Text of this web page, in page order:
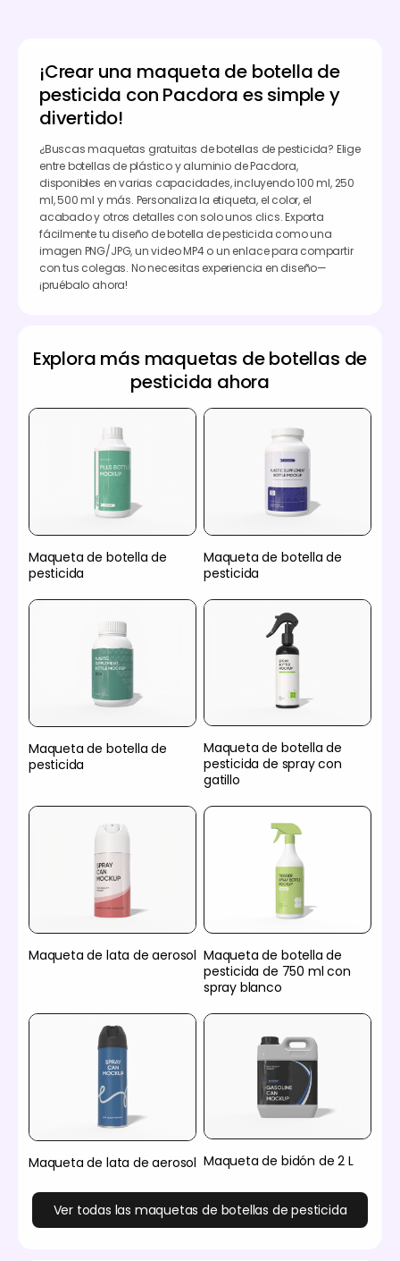
¡Crear una maqueta de botella de
pesticida con Pacdora es simple y
divertido!
¿Buscas maquetas gratuitas de botellas de pesticida? Elige
entre botellas de plástico y aluminio de Pacdora,
disponibles en varias capacidades, incluyendo 100 ml, 250
ml, 500 ml y más. Personaliza la etiqueta, el color, el
acabado y otros detalles con solo unos clics. Exporta
fácilmente tu diseño de botella de pesticida como una
imagen PNG/JPG, un video MP4 o un enlace para compartir
con tus colegas. No necesitas experiencia en diseño—
¡pruébalo ahora!
Explora más maquetas de botellas de
pesticida ahora
Maqueta de botella de
pesticida
Maqueta de botella de
pesticida
Maqueta de botella de
pesticida
Maqueta de botella de
pesticida de spray con
gatillo
Maqueta de lata de aerosol Maqueta de botella de
pesticida de 750 ml con
spray blanco
Maqueta de lata de aerosol Maqueta de bidón de 2 L
Ver todas las maquetas de botellas de pesticida